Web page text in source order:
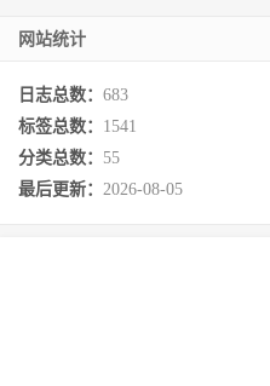
网站统计
日志总数： 683
标签总数： 1541
分类总数： 55
最后更新： 2026-08-05